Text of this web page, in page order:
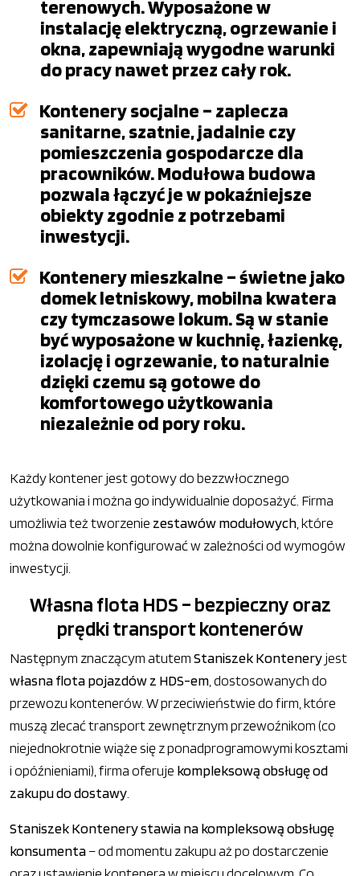
terenowych. Wyposażone w
instalację elektryczną, ogrzewanie i
okna, zapewniają wygodne warunki
do pracy nawet przez cały rok.
Kontenery socjalne – zaplecza
sanitarne, szatnie, jadalnie czy
pomieszczenia gospodarcze dla
pracowników. Modułowa budowa
pozwala łączyć je w pokaźniejsze
obiekty zgodnie z potrzebami
inwestycji.
Kontenery mieszkalne – świetne jako
domek letniskowy, mobilna kwatera
czy tymczasowe lokum. Są w stanie
być wyposażone w kuchnię, łazienkę,
izolację i ogrzewanie, to naturalnie
dzięki czemu są gotowe do
komfortowego użytkowania
niezależnie od pory roku.
Każdy kontener jest gotowy do bezzwłocznego
użytkowania i można go indywidualnie doposażyć. Firma
umożliwia też tworzenie zestawów modułowych, które
można dowolnie konfigurować w zależności od wymogów
inwestycji.
Własna flota HDS – bezpieczny oraz
prędki transport kontenerów
Następnym znaczącym atutemStaniszek Konteneryjest
własna flota pojazdów z HDS-em, dostosowanych do
przewozu kontenerów. W przeciwieństwie do firm, które
muszą zlecać transport zewnętrznym przewoźnikom (co
niejednokrotnie wiąże się z ponadprogramowymi kosztami
i opóźnieniami), firma oferuje kompleksową obsługę od
zakupu do dostawy.
Staniszek Kontenery stawia na kompleksową obsługę
konsumenta– od momentu zakupu aż po dostarczenie